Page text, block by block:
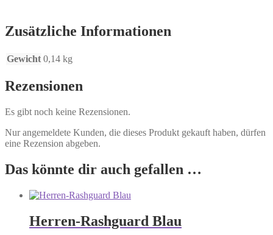
Zusätzliche Informationen
Gewicht 0,14 kg
Rezensionen
Es gibt noch keine Rezensionen.
Nur angemeldete Kunden, die dieses Produkt gekauft haben, dürfen
eine Rezension abgeben.
Das könnte dir auch gefallen …
Herren-Rashguard Blau